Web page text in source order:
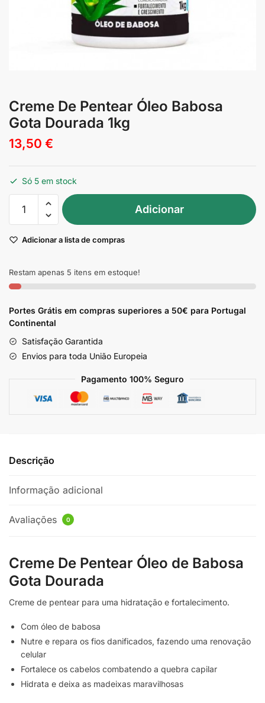
Creme De Pentear Óleo Babosa
Gota Dourada 1kg
13,50 €
Só 5 em stock
Quantidade
De
Óleo
Babosa
Dourada
1kg
Adicionar
Adicionar a lista de compras
Restam apenas 5 itens em estoque!
Portes Grátis em compras superiores a 50€ para Portugal
Continental
Satisfação Garantida
Envios para toda União Europeia
Pagamento 100% Seguro
Descrição
Informação adicional
Avaliações 0
Creme De Pentear Óleo de Babosa
Gota Dourada
Creme de pentear para uma hidratação e fortalecimento.
Com óleo de babosa
Nutre e repara os fios danificados, fazendo uma renovação
celular
Fortalece os cabelos combatendo a quebra capilar
Hidrata e deixa as madeixas maravilhosas